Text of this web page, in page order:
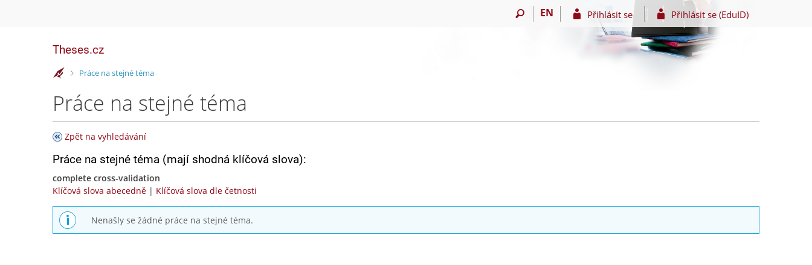
EN Přihlásit se Přihlásit se (EduID)
Theses.cz
>Práce na stejné téma
Práce na stejné téma
Zpět na vyhledávání
Práce na stejné téma (mají shodná klíčová slova):
complete cross-validation
Klíčová slova abecedně | Klíčová slova dle četnosti
Nenašly se žádné práce na stejné téma.